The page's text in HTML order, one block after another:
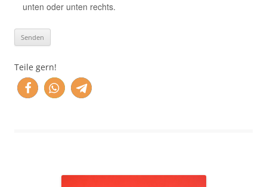
unten oder unten rechts.
Teile gern!